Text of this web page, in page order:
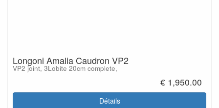
Longoni Amalia Caudron VP2
VP2 joint, 3Lobite 20cm complete,
€ 1,950.00
Détails